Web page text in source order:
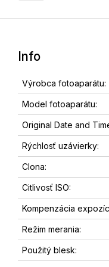
Info
Výrobca fotoaparátu:
Model fotoaparátu:
Original Date and
Rýchlosť uzávierky:
Clona:
Citlivosť ISO:
Kompenzácia
Režim merania:
Použitý blesk: